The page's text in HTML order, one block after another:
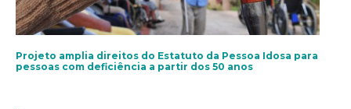
Projeto amplia direitos do Estatuto da Pessoa Idosa para
pessoas com deficiência a partir dos 50 anos